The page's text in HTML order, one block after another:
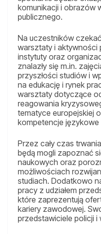
komunikacji i obrazów
publicznego.
Na uczestników
warsztaty i
instytuty oraz
znalazły się m.in.
przyszłości studiów i
na edukację i rynek
warsztaty dotyczące
reagowania
tematyce europejskiej
kompetencje językowe
Przez cały czas
będą mogli zapoznać
naukowych oraz
możliwościach
studiach. Dodatkowo
pracy z udziałem
które zaprezentują
kariery zawodowej.
przedstawiciele policji i